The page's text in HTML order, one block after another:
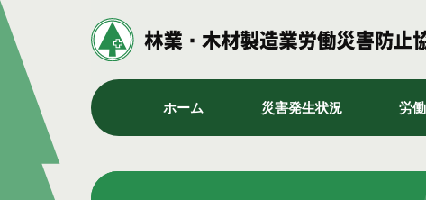
ホーム 災害発生状況 労